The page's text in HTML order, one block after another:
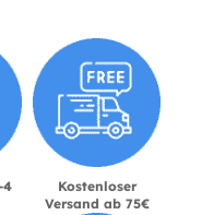
4
Kostenloser
Versand ab 75€